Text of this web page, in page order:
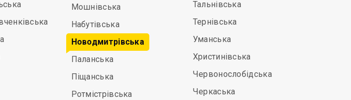
Мошнівська
Набутівська
Новодмитрівська
Паланська
Піщанська
Ротмістрівська
Тальнівська
Тернівська
Уманська
Христинівська
Червонослобідська
Черкаська